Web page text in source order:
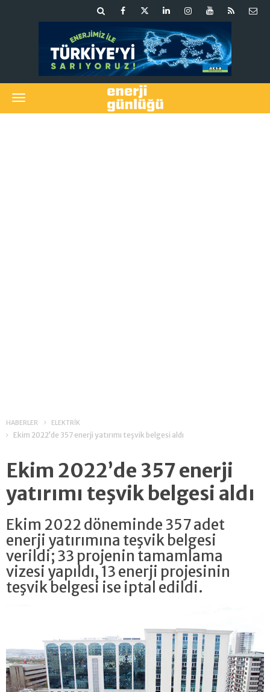
HABERLER ELEKTRİK
Ekim 2022’de 357 enerji yatırımı teşvik belgesi aldı
Ekim 2022’de 357 enerji
yatırımı teşvik belgesi aldı
Ekim 2022 döneminde 357 adet
enerji yatırımına teşvik belgesi
verildi; 33 projenin tamamlama
vizesi yapıldı, 13 enerji projesinin
teşvik belgesi ise iptal edildi.